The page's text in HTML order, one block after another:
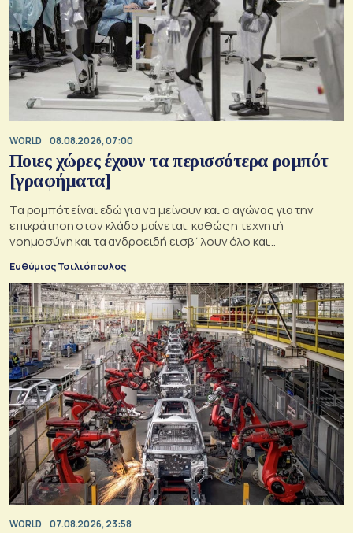
WORLD 08.08.2026, 07:00
Ποιες χώρες έχουν τα περισσότερα ρομπότ
[γραφήματα]
Τα ρομπότ είναι εδώ για να μείνουν και ο αγώνας για την
επικράτηση στον κλάδο μαίνεται, καθώς η τεχνητή
νοημοσύνη και τα ανδροειδή εισβ΄λουν όλο και
περισσότρερο στην παραγωγική οικονομία
Ευθύμιος Τσιλιόπουλος
WORLD 07.08.2026, 23:58